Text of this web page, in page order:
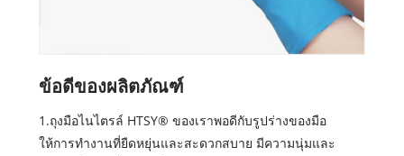
ข้อดีของผลิตภัณฑ์
1.ถุงมือไนไตรล์ HTSY® ของเราพอดีกับรูปร่างของมือ
ให้การทำงานที่ยืดหยุ่นและสะดวกสบาย มีความนุ่มและ